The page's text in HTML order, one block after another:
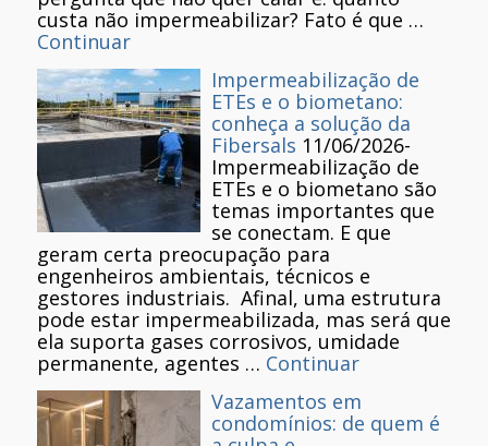
custa não impermeabilizar? Fato é que …
Continuar
Impermeabilização de
ETEs e o biometano:
conheça a solução da
Fibersals 11/06/2026-
Impermeabilização de
ETEs e o biometano são
temas importantes que
se conectam. E que
geram certa preocupação para
engenheiros ambientais, técnicos e
gestores industriais. Afinal, uma estrutura
pode estar impermeabilizada, mas será que
ela suporta gases corrosivos, umidade
permanente, agentes … Continuar
Vazamentos em
condomínios: de quem é